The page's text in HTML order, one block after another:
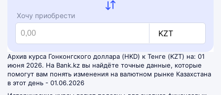
Хочу приобрести
KZT
Архив курса Гонконгского доллара (HKD) к Тенге (KZT) на: 01
июня 2026. На Bank.kz вы найдёте точные данные, которые
помогут вам понять изменения на валютном рынке Казахстана
в этот день - 01.06.2026